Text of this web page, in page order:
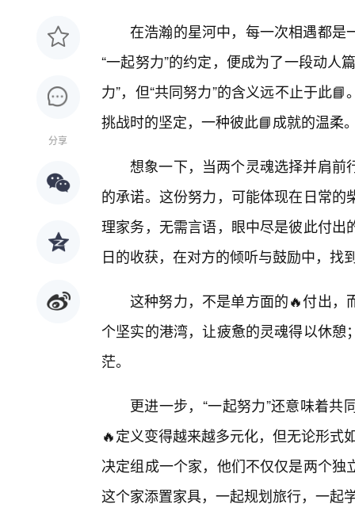
分享
在浩瀚的星河中，每一次相遇都是
“一起努力”的约定，便成为了一段动人
力”，但“共同努力”的含义远不止于此
挑战时的坚定，一种彼此📘成就的温柔
想象一下，当两个灵魂选择并肩前
的承诺。这份努力，可能体现在日常
理家务，无需言语，眼中尽是彼此付
日的收获，在对方的倾听与鼓励中，找
这种努力，不是单方面的🔥付出，
个坚实的港湾，让疲惫的灵魂得以休
茫。
更进一步，“一起努力”还意味着
🔥定义变得越来越多元化，但无论形式
决定组成一个家，他们不仅仅是两个
这个家添置家具，一起规划旅行，一起